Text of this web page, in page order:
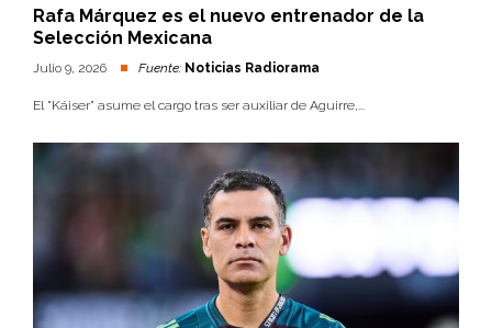
Rafa Márquez es el nuevo entrenador de la
Selección Mexicana
Julio 9, 2026 Fuente: Noticias Radiorama
El "Káiser" asume el cargo tras ser auxiliar de Aguirre,...